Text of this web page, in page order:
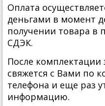
Оплата
деньгами в момент
получении товара в
СДЭК.
После
свяжется с Вами по
телефона и еще раз
информацию.